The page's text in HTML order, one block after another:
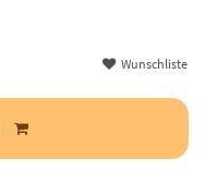
Wunschliste